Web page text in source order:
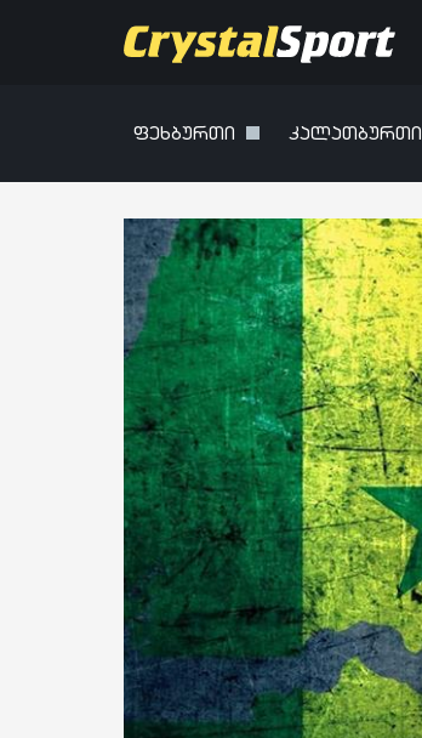
ფეხბურთი კალათბურთი